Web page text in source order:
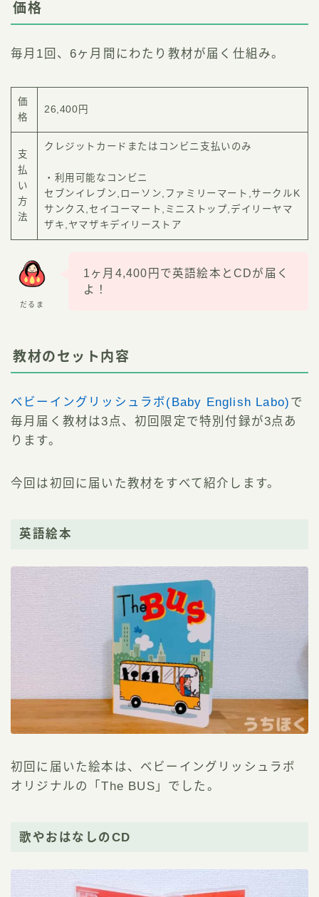
価格
毎月1回、6ヶ月間にわたり教材が届く仕組み。
価
格
26,400円
支
払
い
方
法
クレジットカードまたはコンビニ支払いのみ
・利用可能なコンビニ
セブンイレブン,ローソン,ファミリーマート,サークルK
サンクス,セイコーマート,ミニストップ,デイリーヤマ
ザキ,ヤマザキデイリーストア
だるま
1ヶ月4,400円で英語絵本とCDが届く
よ！
教材のセット内容
ベビーイングリッシュラボ(Baby English Labo) で
毎月届く教材は3点、初回限定で特別付録が3点あ
ります。
今回は初回に届いた教材をすべて紹介します。
英語絵本
初回に届いた絵本は、ベビーイングリッシュラボ
オリジナルの「The BUS」でした。
歌やおはなしのCD